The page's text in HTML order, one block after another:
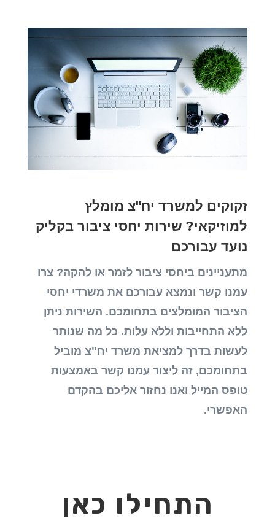
זקוקים למשרד יח"צ מומלץ
למוזיקאי? שירות יחסי ציבור בקליק
נועד עבורכם
מתעניינים ביחסי ציבור לזמר או להקה? צרו
עמנו קשר ונמצא עבורכם את משרדי יחסי
הציבור המומלצים בתחומכם. השירות ניתן
ללא התחייבות וללא עלות. כל מה שנותר
לעשות בדרך למציאת משרד יח"צ מוביל
בתחומכם, זה ליצור עמנו קשר באמצעות
טופס המייל ואנו נחזור אליכם בהקדם
האפשרי.
התחילו כאן